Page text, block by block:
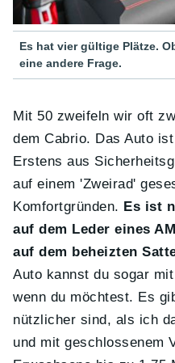
Es hat vier gültige Plätze.
eine andere Frage.
Mit 50 zweifeln wir oft
dem Cabrio. Das Auto
Erstens aus
auf einem 'Zweirad'
Komfortgründen. Es ist
auf dem Leder eines
auf dem beheizten
Auto kannst du sogar
wenn du möchtest. Es
nützlicher sind, als ich
und mit geschlossenem